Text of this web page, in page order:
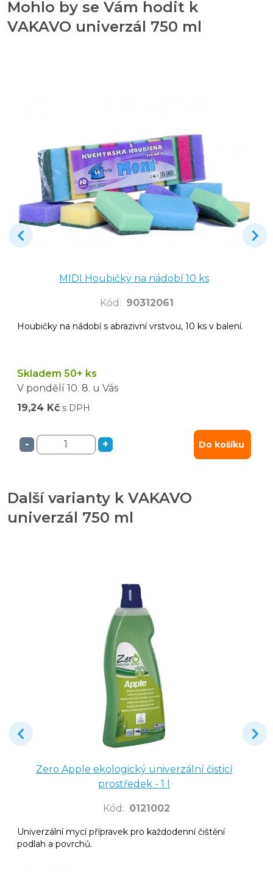
Mohlo by se Vám hodit k
VAKAVO univerzál 750 ml
MIDI Houbičky na nádobí 10 ks
Kód : 90312061
Houbičky na nádobí s abrazivní vrstvou, 10 ks v balení.
Skladem 50+ ks
V pondělí 10. 8. u Vás
19,24 Kč s DPH
- + Do košíku
Další varianty k VAKAVO
univerzál 750 ml
Zero Apple ekologický univerzální čisticí
prostředek - 1 l
Kód : 0121002
Univerzální mycí přípravek pro každodenní čištění
podlah a povrchů.